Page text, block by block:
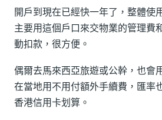
開戶到現在已經快一年了，整體使
主要用這個戶口來交物業的管理費
動扣款，很方便。
偶爾去馬來西亞旅遊或公幹，也會
在當地用不用付額外手續費，匯率
香港信用卡划算。